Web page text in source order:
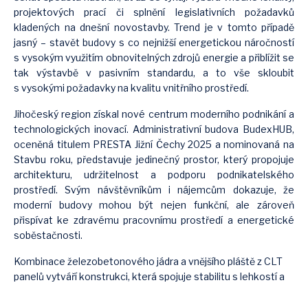
projektových prací či splnění legislativních požadavků
kladených na dnešní novostavby. Trend je v tomto případě
jasný – stavět budovy s co nejnižší energetickou náročností
s vysokým využitím obnovitelných zdrojů energie a přiblížit se
tak výstavbě v pasivním standardu, a to vše skloubit
s vysokými požadavky na kvalitu vnitřního prostředí.
Jihočeský region získal nové centrum moderního podnikání a
technologických inovací. Administrativní budova BudexHUB,
oceněná titulem PRESTA Jižní Čechy 2025 a nominovaná na
Stavbu roku, představuje jedinečný prostor, který propojuje
architekturu, udržitelnost a podporu podnikatelského
prostředí. Svým návštěvníkům i nájemcům dokazuje, že
moderní budovy mohou být nejen funkční, ale zároveň
přispívat ke zdravému pracovnímu prostředí a energetické
soběstačnosti.
Kombinace železobetonového jádra a vnějšího pláště z CLT
panelů vytváří konstrukci, která spojuje stabilitu s lehkostí a